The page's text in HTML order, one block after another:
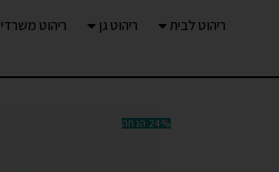
ריהוט לבית ריהוט גן ריהוט משרדי
24% הנחה